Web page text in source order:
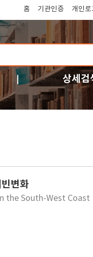
홈 기관인증 개인로
상세검
변화
the South-West Coast